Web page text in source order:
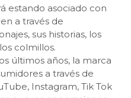
estando asociado con
a través de
sus historias, los
colmillos.
últimos años, la marca
a través de
Instagram, Tik Tok